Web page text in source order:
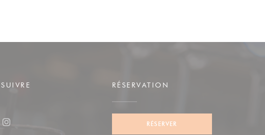
RÉSERVATION
RÉSERVER